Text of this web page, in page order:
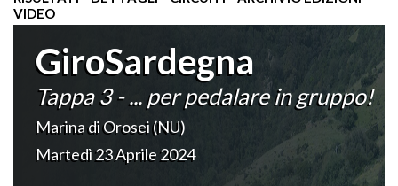
VIDEO
GiroSardegna
Tappa 3 - ... per pedalare in gruppo!
Marina di Orosei (NU)
Martedì 23 Aprile 2024